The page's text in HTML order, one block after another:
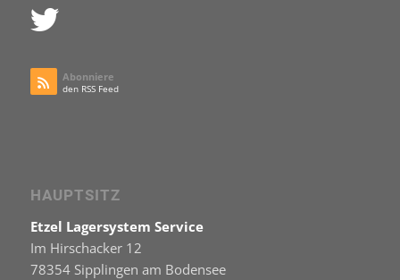
Abonniere
den RSS Feed
HAUPTSITZ
Etzel Lagersystem Service
Im Hirschacker 12
78354 Sipplingen am Bodensee